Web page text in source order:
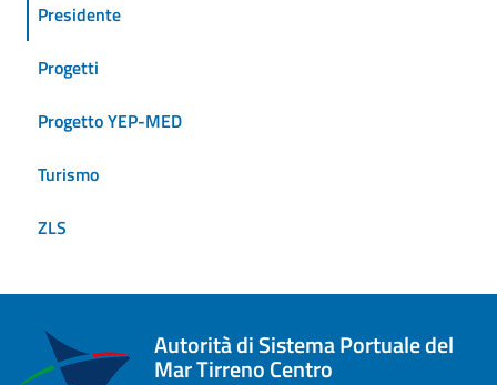
Presidente
Progetti
Progetto YEP-MED
Turismo
ZLS
Autorità di Sistema Portuale del
Mar Tirreno Centro